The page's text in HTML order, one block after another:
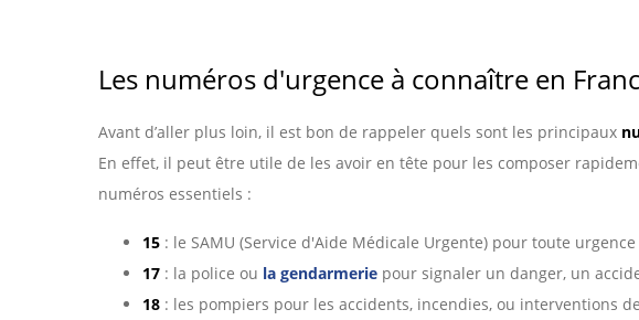
Les numéros d'urgence à connaître en
Avant d’aller plus loin, il est bon de rappeler quels sont les principaux
En effet, il peut être utile de les avoir en tête pour les composer
numéros essentiels :
15 : le SAMU (Service d'Aide Médicale Urgente) pour toute
17 : la police ou la gendarmerie pour signaler un danger, un
18 : les pompiers pour les accidents, incendies, ou interventions